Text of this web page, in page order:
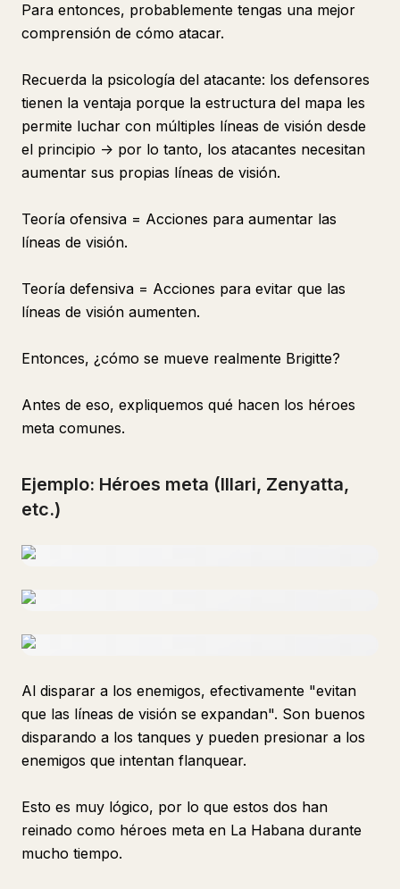
Para entonces, probablemente tengas una mejor
comprensión de cómo atacar.
Recuerda la psicología del atacante: los defensores
tienen la ventaja porque la estructura del mapa les
permite luchar con múltiples líneas de visión desde
el principio -> por lo tanto, los atacantes necesitan
aumentar sus propias líneas de visión.
Teoría ofensiva = Acciones para aumentar las
líneas de visión.
Teoría defensiva = Acciones para evitar que las
líneas de visión aumenten.
Entonces, ¿cómo se mueve realmente Brigitte?
Antes de eso, expliquemos qué hacen los héroes
meta comunes.
Ejemplo: Héroes meta (Illari, Zenyatta,
etc.)
Al disparar a los enemigos, efectivamente "evitan
que las líneas de visión se expandan". Son buenos
disparando a los tanques y pueden presionar a los
enemigos que intentan flanquear.
Esto es muy lógico, por lo que estos dos han
reinado como héroes meta en La Habana durante
mucho tiempo.